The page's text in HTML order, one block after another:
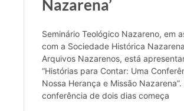
Nazarena’
Seminário Teológico Nazareno, em
com a Sociedade Histórica
Arquivos Nazarenos, está
“Histórias para Contar: Uma
Nossa Herança e Missão Nazarena”.
conferência de dois dias começa